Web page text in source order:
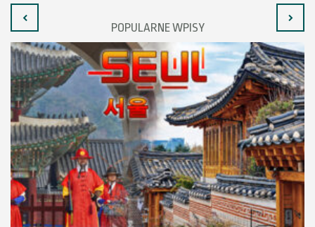
POPULARNE WPISY